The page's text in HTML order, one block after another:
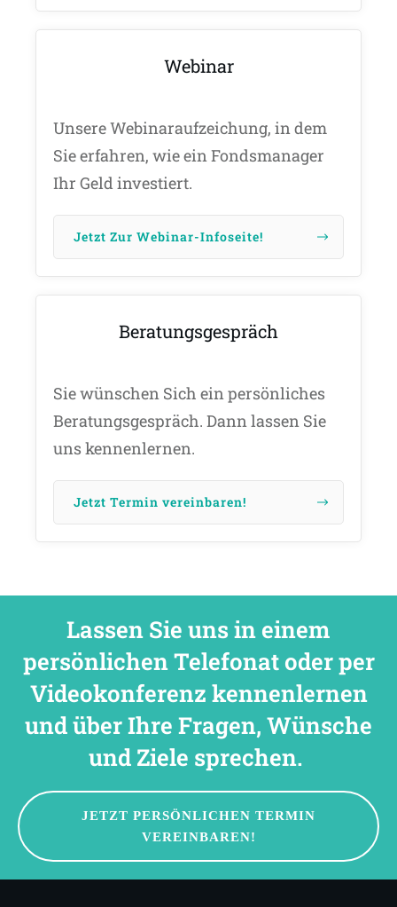
Webinar
Unsere Webinaraufzeichung, in dem
Sie erfahren, wie ein Fondsmanager
Ihr Geld investiert.
Jetzt Zur Webinar-Infoseite!
Beratungsgespräch
Sie wünschen Sich ein persönliches
Beratungsgespräch. Dann lassen Sie
uns kennenlernen.
Jetzt Termin vereinbaren!
Lassen Sie uns in einem
persönlichen Telefonat oder per
Videokonferenz kennenlernen
und über Ihre Fragen, Wünsche
und Ziele sprechen.
JETZT PERSÖNLICHEN TERMIN
VEREINBAREN!